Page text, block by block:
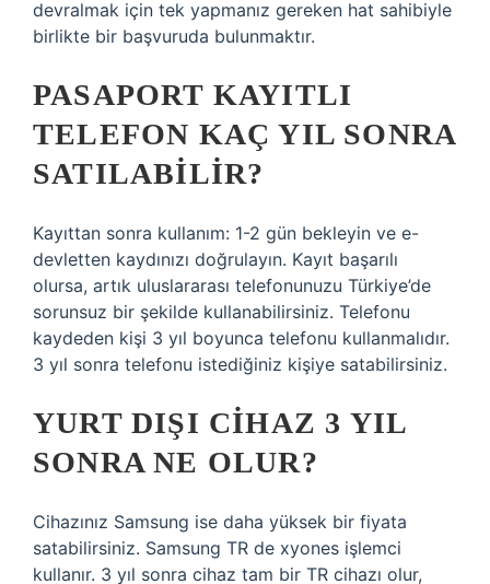
devralmak için tek yapmanız gereken hat sahibiyle
birlikte bir başvuruda bulunmaktır.
PASAPORT KAYITLI
TELEFON KAÇ YIL SONRA
SATILABILIR?
Kayıttan sonra kullanım: 1-2 gün bekleyin ve e-
devletten kaydınızı doğrulayın. Kayıt başarılı
olursa, artık uluslararası telefonunuzu Türkiye’de
sorunsuz bir şekilde kullanabilirsiniz. Telefonu
kaydeden kişi 3 yıl boyunca telefonu kullanmalıdır.
3 yıl sonra telefonu istediğiniz kişiye satabilirsiniz.
YURT DIŞI CIHAZ 3 YIL
SONRA NE OLUR?
Cihazınız Samsung ise daha yüksek bir fiyata
satabilirsiniz. Samsung TR de xyones işlemci
kullanır. 3 yıl sonra cihaz tam bir TR cihazı olur,